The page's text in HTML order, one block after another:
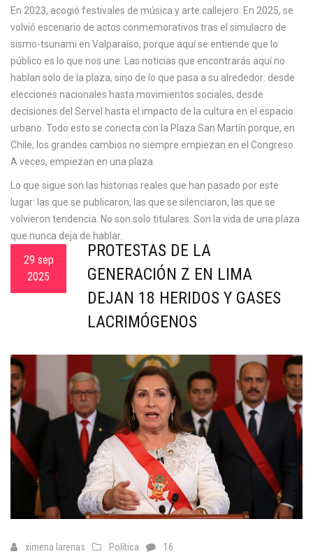
En 2023, acogió festivales de música y arte callejero. En 2025, se
volvió escenario de actos conmemorativos tras el simulacro de
sismo-tsunami en Valparaíso, porque aquí se entiende que lo
público es lo que nos une. Las noticias que encontrarás aquí no
hablan solo de la plaza, sino de lo que pasa a su alrededor: desde
elecciones nacionales hasta movimientos sociales, desde
decisiones del Servel hasta el impacto de la cultura en el espacio
urbano. Todo esto se conecta con la Plaza San Martín porque, en
Chile, los grandes cambios no siempre empiezan en el Congreso.
A veces, empiezan en una plaza.
Lo que sigue son las historias reales que han pasado por este
lugar: las que se publicaron, las que se silenciaron, las que se
volvieron tendencia. No son solo titulares. Son la vida de una plaza
que nunca deja de hablar.
29 sep
2025
PROTESTAS DE LA
GENERACIÓN Z EN LIMA
DEJAN 18 HERIDOS Y GASES
LACRIMÓGENOS
ximena larenas Política 16